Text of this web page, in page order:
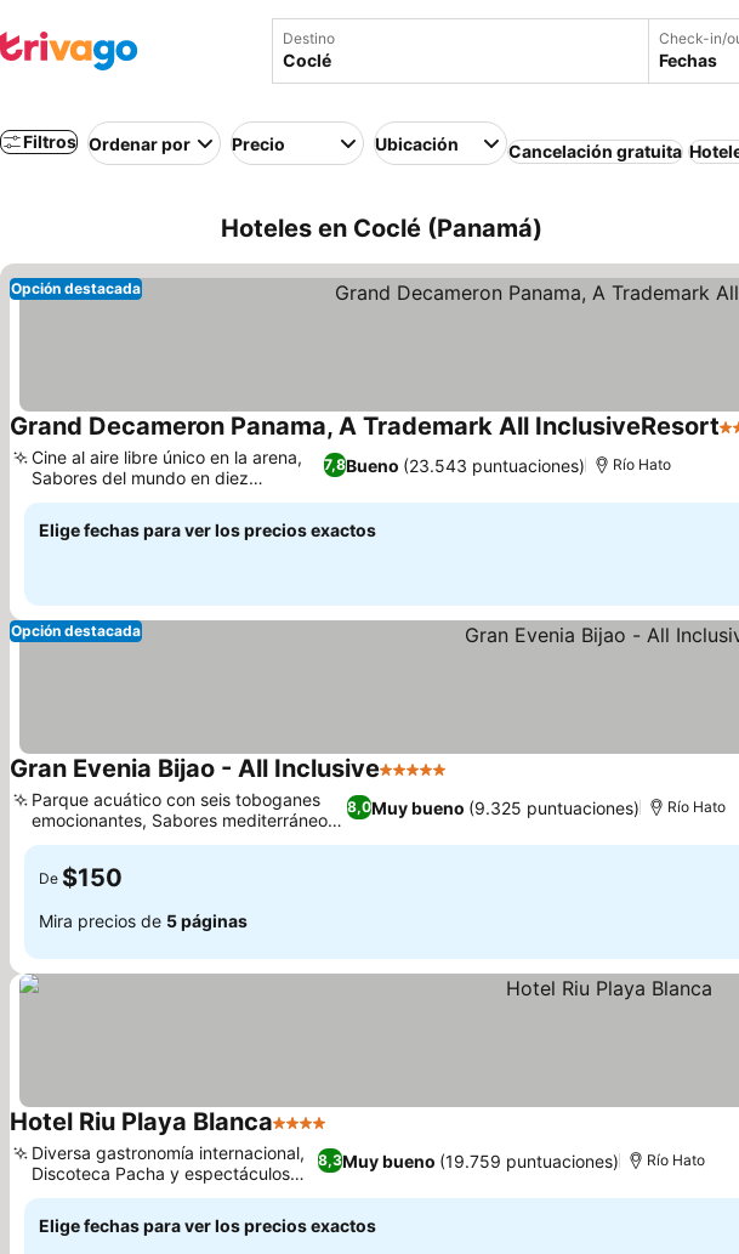
Destino Check-in/
Fechas
Filtros Ordenar por Precio Ubicación Cancelación gratuita
Hoteles en Coclé (Panamá)
Opción destacada
Grand Decameron Panama, A Trademark All InclusiveResort4
7,8Bueno (23.543 puntuaciones)
Cine al aire libre único en la arena,
Sabores del mundo en diez
restaurantes
Río Hato
Elige fechas para ver los precios exactos
Opción destacada
Gran Evenia Bijao - All Inclusive5 Estrellas
8,0Muy bueno (9.325 puntuaciones)
Parque acuático con seis toboganes
emocionantes, Sabores mediterráneos
en Los Olivos
Río Hato
De $150
Mira precios de 5 páginas
Hotel Riu Playa Blanca4 Estrellas
8,3Muy bueno (19.759 puntuaciones)
Diversa gastronomía internacional,
Discoteca Pacha y espectáculos
nocturnos
Río Hato
Elige fechas para ver los precios exactos